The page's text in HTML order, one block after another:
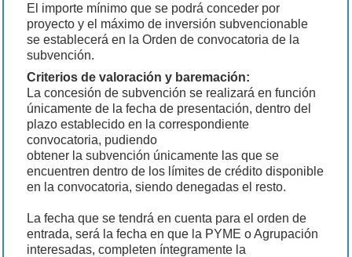
El importe mínimo que se podrá conceder por
proyecto y el máximo de inversión subvencionable
se establecerá en la Orden de convocatoria de la
subvención.
Criterios de valoración y baremación:
La concesión de subvención se realizará en función
únicamente de la fecha de presentación, dentro del
plazo establecido en la correspondiente
convocatoria, pudiendo
obtener la subvención únicamente las que se
encuentren dentro de los límites de crédito disponible
en la convocatoria, siendo denegadas el resto.
La fecha que se tendrá en cuenta para el orden de
entrada, será la fecha en que la PYME o Agrupación
interesadas, completen íntegramente la